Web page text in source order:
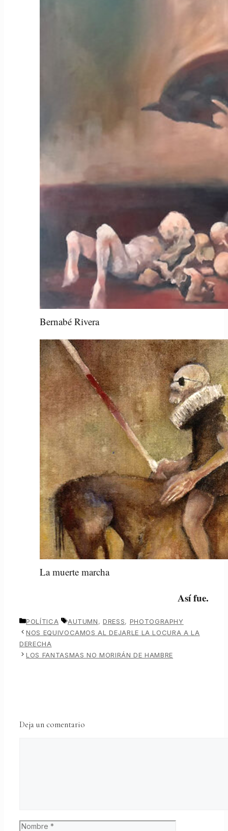
Bernabé Rivera
La muerte marcha
Así fue.
CATEGORÍAS
POLÍTICA ETIQUETAS
AUTUMN,DRESS, PHOTOGRAPHY
NOS EQUIVOCAMOS AL DEJARLE LA LOCURA A LA
DERECHA
LOS FANTASMAS NO MORIRÁN DE HAMBRE
Deja un comentario
Nombre